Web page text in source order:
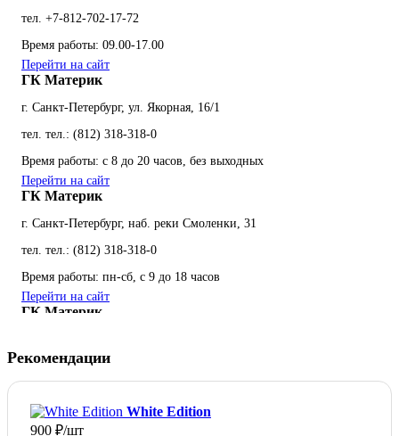
тел. +7-812-702-17-72
Время работы: 09.00-17.00
Перейти на сайт
ГК Материк
г. Санкт-Петербург, ул. Якорная, 16/1
тел. тел.: (812) 318-318-0
Время работы: с 8 до 20 часов, без выходных
Перейти на сайт
ГК Материк
г. Санкт-Петербург, наб. реки Смоленки, 31
тел. тел.: (812) 318-318-0
Время работы: пн-сб, с 9 до 18 часов
Перейти на сайт
ГК Материк
тел. тел.: (812) 318-318-0
Перейти на сайт
Дёке Трейд Маркетинг
Рекомендации
White Edition
900 ₽/шт